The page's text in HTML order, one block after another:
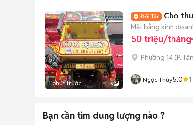
1 phút trước 5
Cho
Mặt bằng kinh
50 triệu/tháng
Phường 14 (P.
Ngọc Thúy5.0 1
Bạn cần tìm dung lượng nào ?